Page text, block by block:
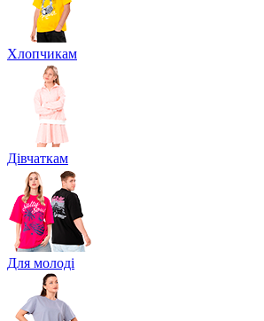
Хлопчикам
Дівчаткам
Для молоді